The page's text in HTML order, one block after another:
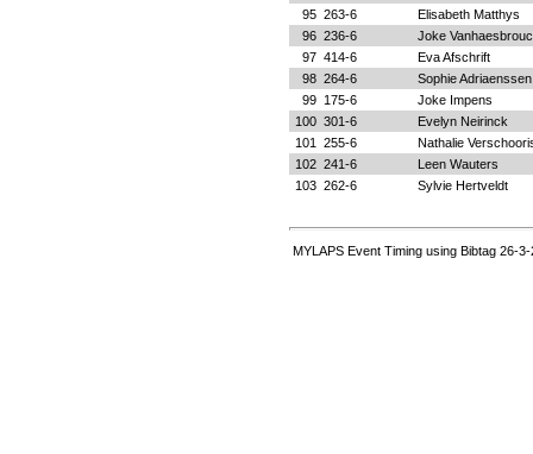
95 263-6
Elisabeth Matthys
96 236-6
Joke
97 414-6
Eva Afschrift
98 264-6
Sophie Adriaenssen
99 175-6
Joke Impens
100 301-6
Evelyn Neirinck
101
255-6
Nathalie
102 241-6
Leen Wauters
103 262-6 Sylvie Hertveldt
MYLAPS Event Timing using Bibtag 26-